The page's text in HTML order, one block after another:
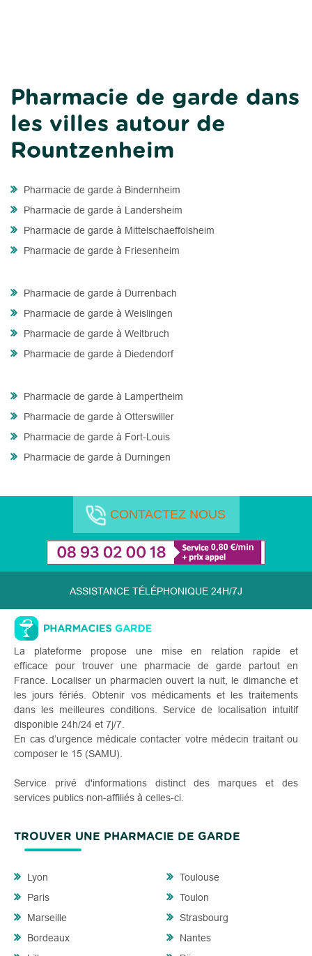
Pharmacie de garde dans
les villes autour de
Rountzenheim
Pharmacie de garde à Bindernheim
Pharmacie de garde à Landersheim
Pharmacie de garde à Mittelschaeffolsheim
Pharmacie de garde à Friesenheim
Pharmacie de garde à Durrenbach
Pharmacie de garde à Weislingen
Pharmacie de garde à Weitbruch
Pharmacie de garde à Diedendorf
Pharmacie de garde à Lampertheim
Pharmacie de garde à Otterswiller
Pharmacie de garde à Fort-Louis
Pharmacie de garde à Durningen
CONTACTEZ NOUS
ASSISTANCE TÉLÉPHONIQUE 24H/7J
La plateforme propose une mise en relation rapide et
efficace pour trouver une pharmacie de garde partout en
France. Localiser un pharmacien ouvert la nuit, le dimanche et
les jours fériés. Obtenir vos médicaments et les traitements
dans les meilleures conditions. Service de localisation intuitif
disponible 24h/24 et 7j/7.
En cas d’urgence médicale contacter votre médecin traitant ou
composer le 15 (SAMU).
Service privé d'informations distinct des marques et des
services publics non-affiliés à celles-ci.
TROUVER UNE PHARMACIE DE GARDE
Lyon
Paris
Marseille
Bordeaux
Toulouse
Toulon
Strasbourg
Nantes